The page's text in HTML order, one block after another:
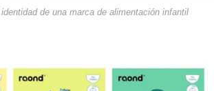
de una marca de alimentación infantil